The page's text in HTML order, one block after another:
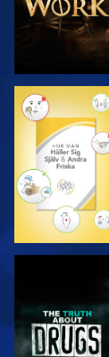
TITTA